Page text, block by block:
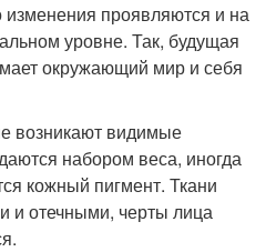
проявляются и на
уровне. Так, будущая
окружающий мир и себя
возникают видимые
набором веса, иногда
кожный пигмент. Ткани
и отечными, черты лица